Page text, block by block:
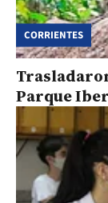
CORRIENTES
Parque